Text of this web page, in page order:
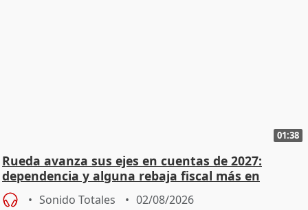
01:38
Rueda avanza sus ejes en cuentas de 2027:
dependencia y alguna rebaja fiscal más en
vivienda
Sonido Totales 02/08/2026